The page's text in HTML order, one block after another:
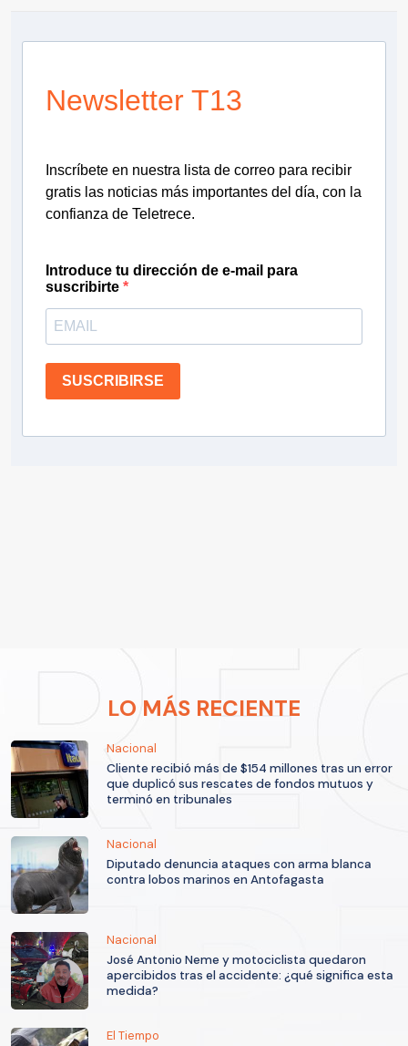
Newsletter T13
Inscríbete en nuestra lista de correo para recibir
gratis las noticias más importantes del día, con la
confianza de Teletrece.
Introduce tu dirección de e-mail para
suscribirte
SUSCRIBIRSE
LO MÁS RECIENTE
Nacional
Cliente recibió más de $154 millones tras un error
que duplicó sus rescates de fondos mutuos y
terminó en tribunales
Nacional
Diputado denuncia ataques con arma blanca
contra lobos marinos en Antofagasta
Nacional
José Antonio Neme y motociclista quedaron
apercibidos tras el accidente: ¿qué significa esta
medida?
El Tiempo